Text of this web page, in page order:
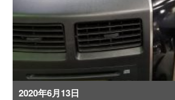
2020年6月13日